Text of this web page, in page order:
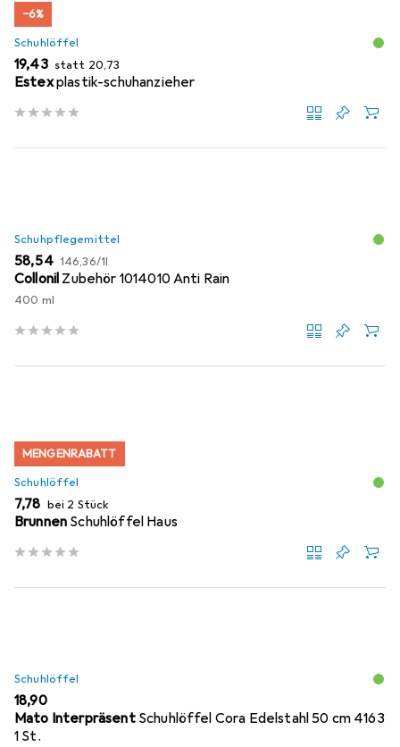
−6%
Schuhlöffel
EUR
19,43 statt EUR
20,73
Estexplastik-schuhanzieher
Schuhpflegemittel
EUR
58,54 EUR
146,36/1l
Collonil Zubehör 1014010 Anti Rain
400 ml
MENGENRABATT
Schuhlöffel
EUR
7,78 bei 2 Stück
Brunnen Schuhlöffel Haus
Schuhlöffel
EUR
18,90
Mato Interpräsent Schuhlöffel Cora Edelstahl 50 cm 4163
1 St.